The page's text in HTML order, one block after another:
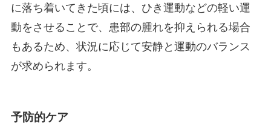
に落ち着いてきた頃には、ひき運動などの軽い運
動をさせることで、患部の腫れを抑えられる場合
もあるため、状況に応じて安静と運動のバランス
が求められます。
予防的ケア